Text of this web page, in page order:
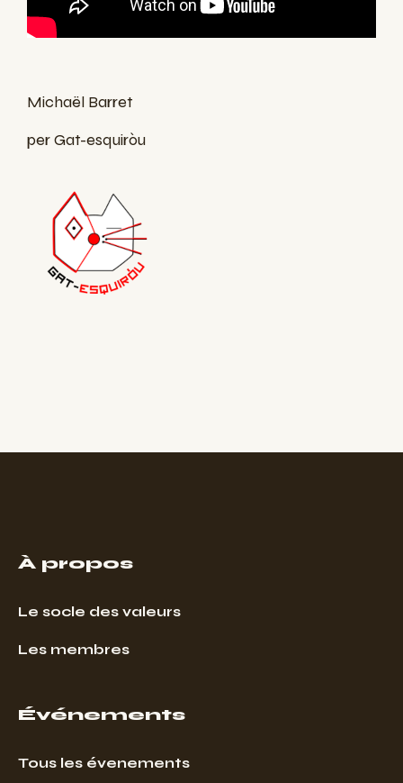
Michaël Barret
per Gat-esquiròu
À propos
Le socle des valeurs
Les membres
Événements
Tous les évenements